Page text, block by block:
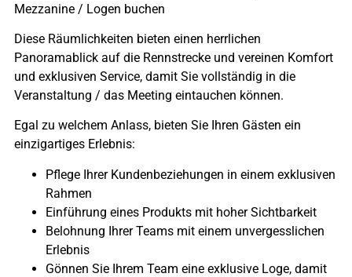
Mezzanine / Logen buchen
Diese Räumlichkeiten bieten einen herrlichen
Panoramablick auf die Rennstrecke und vereinen Komfort
und exklusiven Service, damit Sie vollständig in die
Veranstaltung / das Meeting eintauchen können.
Egal zu welchem Anlass, bieten Sie Ihren Gästen ein
einzigartiges Erlebnis:
Pflege Ihrer Kundenbeziehungen in einem exklusiven
Rahmen
Einführung eines Produkts mit hoher Sichtbarkeit
Belohnung Ihrer Teams mit einem unvergesslichen
Erlebnis
Gönnen Sie Ihrem Team eine exklusive Loge, damit